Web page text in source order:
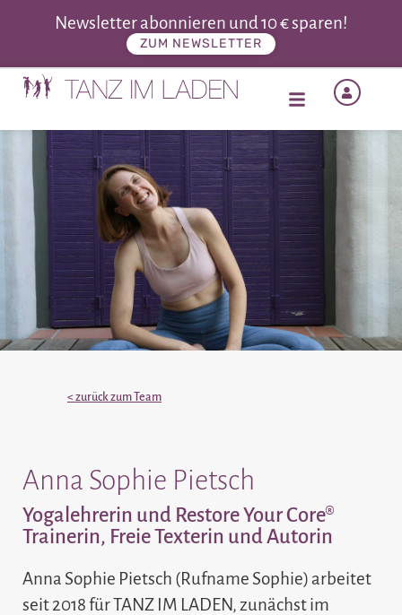
Newsletter abonnieren und 10 € sparen!
ZUM NEWSLETTER
< zurück zum Team
Anna Sophie Pietsch
Yogalehrerin und Restore Your Core®
Trainerin, Freie Texterin und Autorin
Anna Sophie Pietsch (Rufname Sophie) arbeitet
seit 2018 für TANZ IM LADEN, zunächst im